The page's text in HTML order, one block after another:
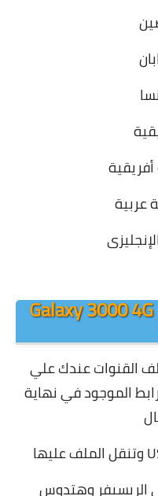
عربية
طريقه تحديث رسيفر Galaxy 3000 4G
القنوات عندك علي
الموجود في نهاية
الريسيفر وهتدوس